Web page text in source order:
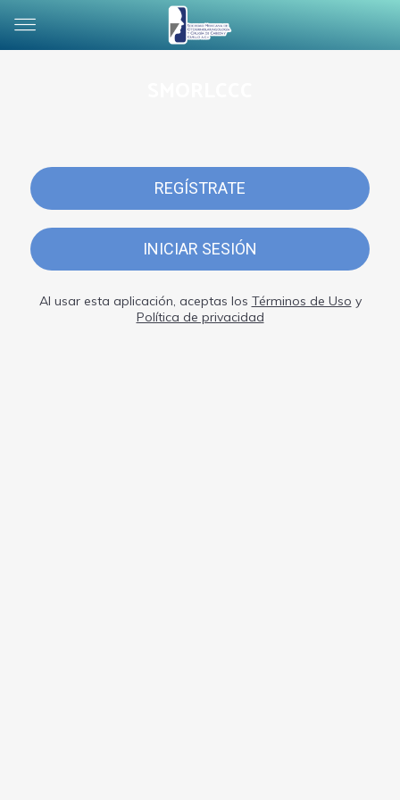
REGÍSTRATE
INICIAR SESIÓN
Al usar esta aplicación, aceptas los Términos de Uso y
Política de privacidad